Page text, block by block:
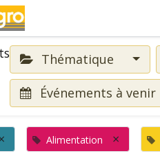
Thématique
Événements à venir
Alimentation ×